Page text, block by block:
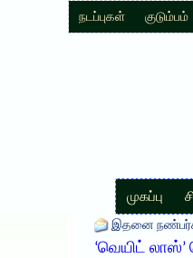
நடப்புகள் குடும்பம்
முகப்பு
இதனை
‘வெயிட் லாஸ்’